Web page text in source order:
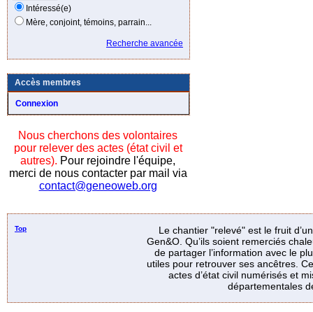
Intéressé(e)
Mère, conjoint, témoins, parrain...
Recherche avancée
Accès membres
Connexion
Nous cherchons des volontaires
pour relever des actes (état civil et
autres). Pour rejoindre l'équipe,
merci de nous contacter par mail via
contact@geneoweb.org
Top
Le chantier "relevé" est le fruit
Gen&O. Qu’ils soient remerciés
de partager l’information avec le
utiles pour retrouver ses ancêtres.
actes d’état civil numérisés et
départementales